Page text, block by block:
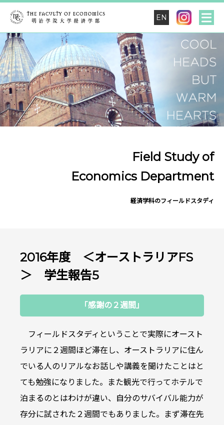
EN
Field Study of
Economics Department
経済学科のフィールドスタディ
2016年度 ＜オーストラリアFS
＞ 学生報告5
「感謝の２週間」
フィールドスタディということで実際にオースト
ラリアに２週間ほど滞在し、オーストラリアに住ん
でいる人のリアルなお話しや講義を聞けたことはと
ても勉強になりました。また観光で行ってホテルで
泊まるのとはわけが違い、自分のサバイバル能力が
存分に試された２週間でもありました。まず滞在先